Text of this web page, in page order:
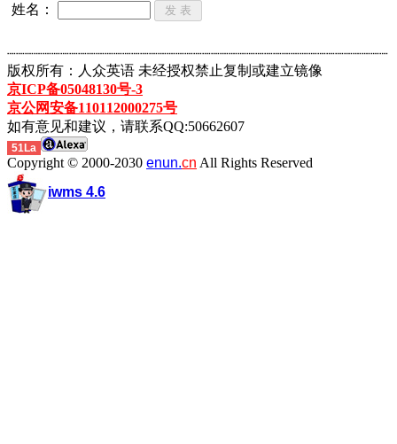
姓名：
┈┈┈┈┈┈┈┈┈┈┈┈┈┈┈┈┈┈┈┈┈┈┈┈┈┈┈┈┈┈┈┈┈┈┈┈┈┈┈┈┈┈┈
版权所有：人众英语 未经授权禁止复制或建立镜像
京ICP备05048130号-3
京公网安备110112000275号
如有意见和建议，请联系QQ:50662607
51La
Copyright © 2000-2030 enun.cn All Rights Reserved
iwms 4.6